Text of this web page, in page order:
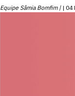
Equipe Sâmia Bomfim | 04